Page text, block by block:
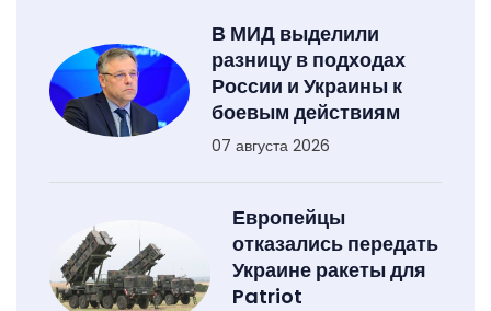
В МИД выделили
разницу в подходах
России и Украины к
боевым действиям
07 августа 2026
Европейцы
отказались передать
Украине ракеты для
Patriot